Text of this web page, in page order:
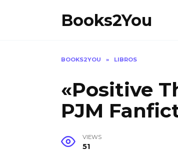
Books2You
BOOKS2YOU » LIBROS
«Positive
PJM
VIEWS
51